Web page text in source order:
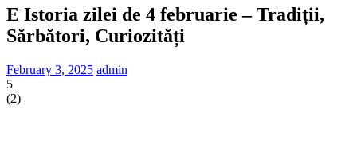
E Istoria zilei de 4 februarie – Tradiții,
Sărbători, Curiozități
February 3, 2025 admin
5
(2)